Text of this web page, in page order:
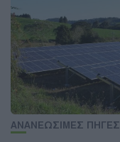
ΑΝΑΝΕΩΣΙΜΕΣ ΠΗΓΕΣ